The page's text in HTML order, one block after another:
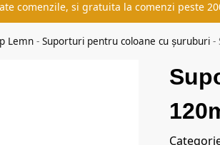
comenzile, si gratuita la comenzi peste
Lemn -Suporturi pentru coloane cu șuruburi -